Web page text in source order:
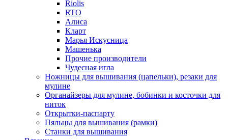
Riolis
RTO
Алиса
Кларт
Марья Искусница
Машенька
Прочие производители
Чудесная игла
Ножницы для вышивания (цапельки), резаки для
мулине
Органайзеры для мулине, бобинки и косточки для
ниток
Открытки-паспарту
Пяльцы для вышивания (рамки)
Станки для вышивания